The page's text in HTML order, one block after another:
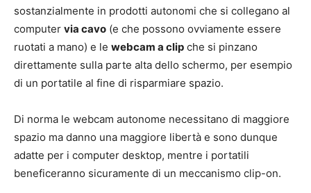
sostanzialmente in prodotti autonomi che si collegano al
computer via cavo (e che possono ovviamente essere
ruotati a mano) e le webcam a clip che si pinzano
direttamente sulla parte alta dello schermo, per esempio
di un portatile al fine di risparmiare spazio.
Di norma le webcam autonome necessitano di maggiore
spazio ma danno una maggiore libertà e sono dunque
adatte per i computer desktop, mentre i portatili
beneficeranno sicuramente di un meccanismo clip-on.